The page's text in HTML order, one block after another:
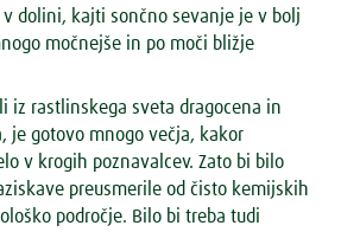
dolini, kajti sončno sevanje je v bolj
močnejše in po moči bližje
iz rastlinskega sveta dragocena in
je gotovo mnogo večja, kakor
v krogih poznavalcev. Zato bi bilo
preusmerile od čisto kemijskih
področje. Bilo bi treba tudi